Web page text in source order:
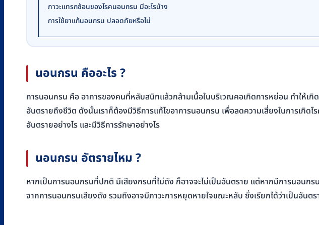
ภาวะแทรกซ้อนของโรคนอนกรน มีอะไรบ้าง
การใช้ยาแก้นอนกรน ปลอดภัยหรือไม่
นอนกรน คืออะไร ?
การนอนกรน คือ อาการของคนที่หลับสนิทแล้วกล้ามเนื้อในบริเวณคอเกิดการหย่อน ทำให้เ
อันตรายถึงชีวิต ดังนั้นเราก็ต้องมีวิธีการแก้ไขอาการนอนกรน เพื่อลดความเสี่ยงในการเกิ
อันตรายอย่างไร และมีวิธีการรักษาอย่างไร
นอนกรน อัตรายไหม ?
หากเป็นการนอนกรนที่ปกติ มีเสียงกรนที่ไม่ดัง ก็อาจจะไม่เป็นอันตราย แต่หากมีการนอนก
จากการนอนกรนเสียงดัง รวมถึงอาจมีภาวะการหยุดหายใจขณะหลับ ซึ่งเรียกได้ว่าเป็นอันตร